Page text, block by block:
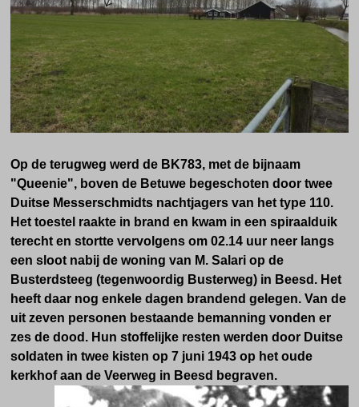
Op de terugweg werd de BK783, met de bijnaam
"Queenie", boven de Betuwe begeschoten door twee
Duitse Messerschmidts nachtjagers van het type 110.
Het toestel raakte in brand en kwam in een spiraalduik
terecht en stortte vervolgens om 02.14 uur neer langs
een sloot nabij de woning van M. Salari op de
Busterdsteeg (tegenwoordig Busterweg) in Beesd. Het
heeft daar nog enkele dagen brandend gelegen. Van de
uit zeven personen bestaande bemanning vonden er
zes de dood. Hun stoffelijke resten werden door Duitse
soldaten in twee kisten op 7 juni 1943 op het oude
kerkhof aan de Veerweg in Beesd begraven.